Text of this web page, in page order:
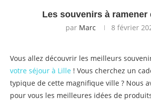
Les souvenirs à ramener
par Marc 8 février
Vous allez découvrir les meilleurs
votre séjour à Lille ! Vous cherchez un
typique de cette magnifique ville ? Nous
pour vous les meilleures idées de